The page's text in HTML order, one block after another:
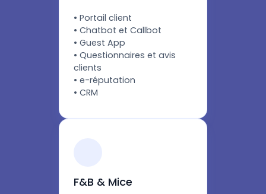
• Portail client
• Chatbot et Callbot
• Guest App
• Questionnaires et avis
clients
• e-réputation
• CRM
F&B & Mice